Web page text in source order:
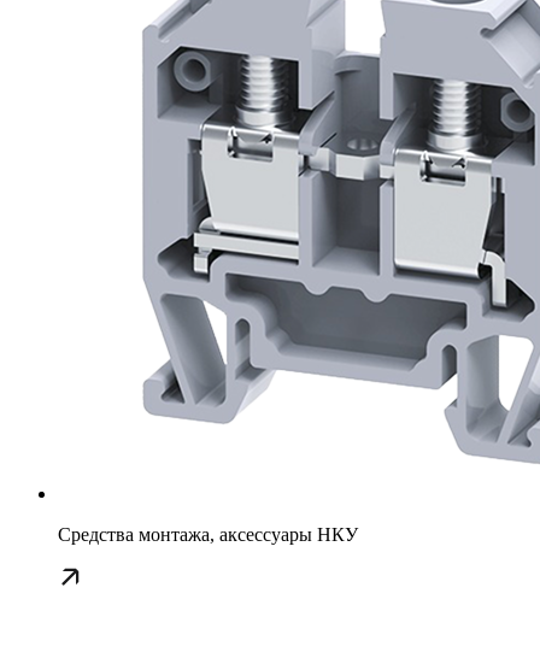
Средства монтажа, аксессуары НКУ